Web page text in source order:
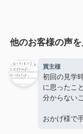
他のお客様の声
買主様
初回の見学
に思ったこ
分からない
おかげ様で